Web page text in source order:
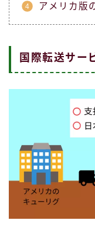
アメリカ版
国際転送サー